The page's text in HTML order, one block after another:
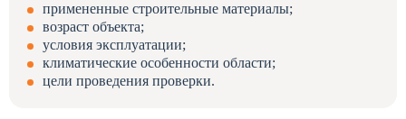
примененные строительные материалы;
возраст объекта;
условия эксплуатации;
климатические особенности области;
цели проведения проверки.